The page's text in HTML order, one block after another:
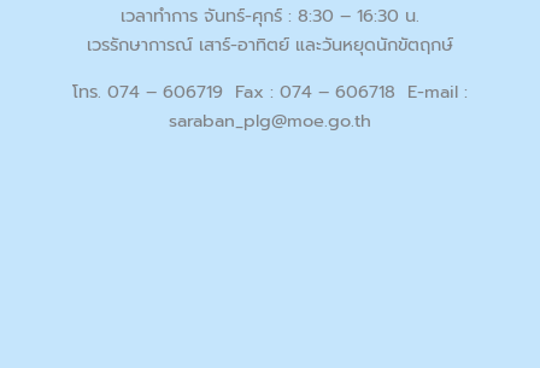
เวลาทำการ จันทร์-ศุกร์ : 8:30 – 16:30 น.
เวรรักษาการณ์ เสาร์-อาทิตย์ และวันหยุดนักขัตฤกษ์
โทร. 074 – 606719 Fax : 074 – 606718 E-mail :
saraban_plg@moe.go.th